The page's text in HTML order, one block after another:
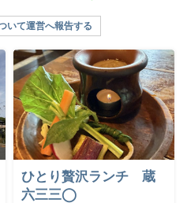
いて運営へ報告する
ひとり贅沢ランチ 蔵
六三三◯